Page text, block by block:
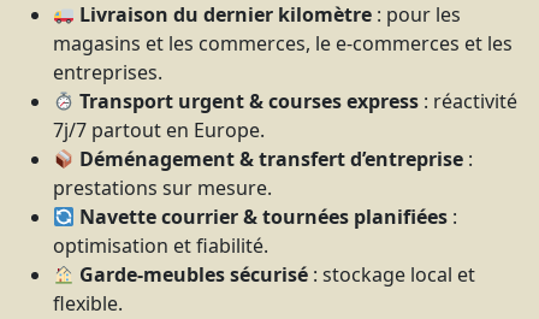
Livraison du dernier kilomètre : pour les
magasins et les commerces, le e-commerces et les
entreprises.
Transport urgent & courses express : réactivité
7j/7 partout en Europe.
Déménagement & transfert d’entreprise :
prestations sur mesure.
Navette courrier & tournées planifiées :
optimisation et fiabilité.
Garde-meubles sécurisé : stockage local et
flexible.